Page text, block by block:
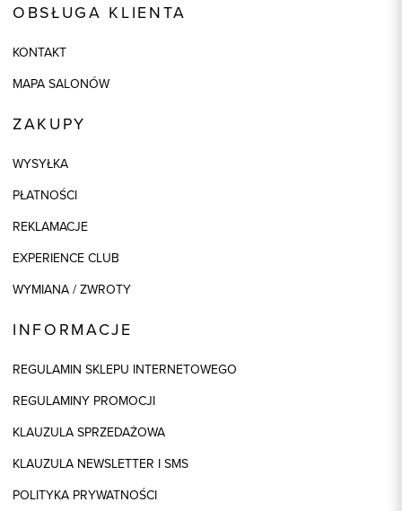
OBSŁUGA KLIENTA
KONTAKT
MAPA SALONÓW
ZAKUPY
WYSYŁKA
PŁATNOŚCI
REKLAMACJE
EXPERIENCE CLUB
WYMIANA / ZWROTY
INFORMACJE
REGULAMIN SKLEPU INTERNETOWEGO
REGULAMINY PROMOCJI
KLAUZULA SPRZEDAŻOWA
KLAUZULA NEWSLETTER I SMS
POLITYKA PRYWATNOŚCI